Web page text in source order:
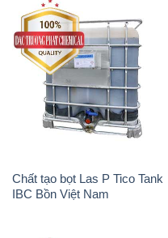
Chất tạo bọt Las P Tico Tank
IBC Bồn Việt Nam